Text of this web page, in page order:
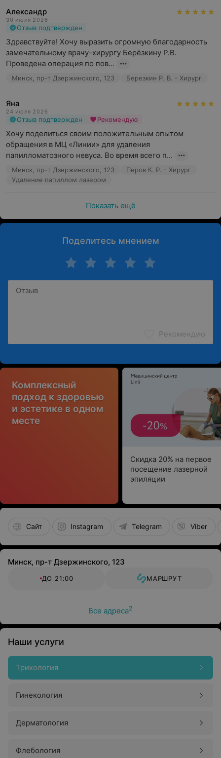
Александр
30 июля 2026
Отзыв подтвержден
Здравствуйте! Хочу выразить огромную благодарность
замечательному врачу-хирургу Берёзкину Р.В.
Проведена операция по пов...
Минск, пр-т Дзержинского, 123 Березкин Р. В. - Хирург
Яна
24 июля 2026
Отзыв подтвержден Рекомендую
Хочу поделиться своим положительным опытом
обращения в МЦ «Линии» для удаления
папилломатозного невуса. Во время всего п...
Минск, пр-т Дзержинского, 123
Перов К. Р. - Хирург
Удаление папиллом лазером
Показать ещё
Поделитесь мнением
Рекомендую
Комплексный
подход к здоровью
и эстетике в одном
месте
Скидка 20% на первое
посещение лазерной
эпиляции
Сайт Instagram Telegram Viber
Минск, пр-т Дзержинского, 123
ДО 21:00 МАРШРУТ
Все адреса2
Наши услуги
Трихология
Гинекология
Дерматология
Флебология